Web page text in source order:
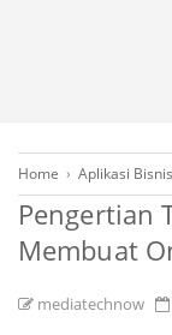
Home › Aplikasi Bisnis
Pengertian
Membuat
mediatechnow